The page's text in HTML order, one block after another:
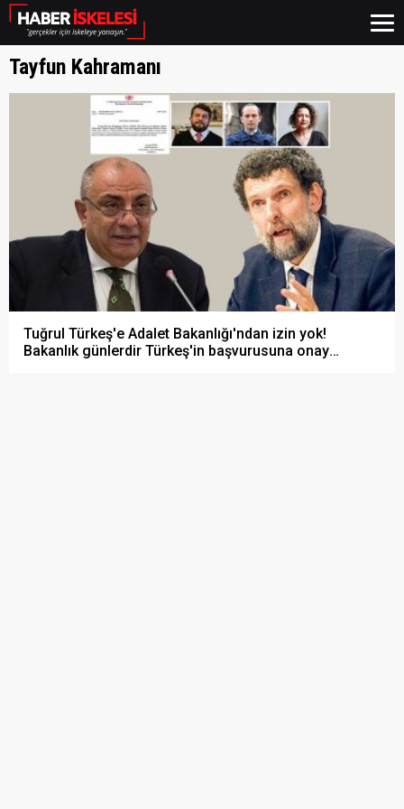
Tayfun Kahramanı
Tuğrul Türkeş'e Adalet Bakanlığı'ndan izin yok!
Bakanlık günlerdir Türkeş'in başvurusuna onay